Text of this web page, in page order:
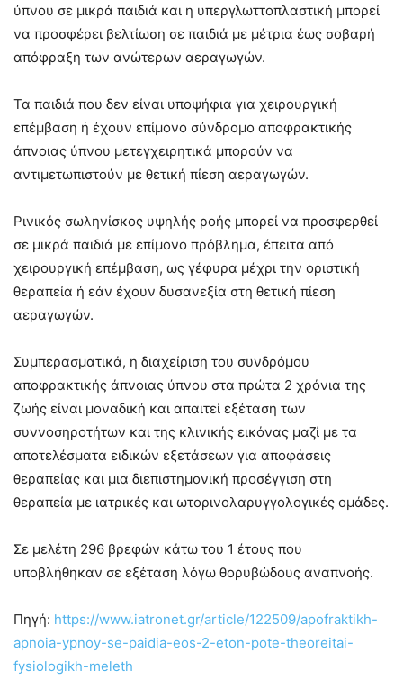
ύπνου σε μικρά παιδιά και η υπεργλωττοπλαστική μπορεί
να προσφέρει βελτίωση σε παιδιά με μέτρια έως σοβαρή
απόφραξη των ανώτερων αεραγωγών.
Τα παιδιά που δεν είναι υποψήφια για χειρουργική
επέμβαση ή έχουν επίμονο σύνδρομο αποφρακτικής
άπνοιας ύπνου μετεγχειρητικά μπορούν να
αντιμετωπιστούν με θετική πίεση αεραγωγών.
Ρινικός σωληνίσκος υψηλής ροής μπορεί να προσφερθεί
σε μικρά παιδιά με επίμονο πρόβλημα, έπειτα από
χειρουργική επέμβαση, ως γέφυρα μέχρι την οριστική
θεραπεία ή εάν έχουν δυσανεξία στη θετική πίεση
αεραγωγών.
Συμπερασματικά, η διαχείριση του συνδρόμου
αποφρακτικής άπνοιας ύπνου στα πρώτα 2 χρόνια της
ζωής είναι μοναδική και απαιτεί εξέταση των
συννοσηροτήτων και της κλινικής εικόνας μαζί με τα
αποτελέσματα ειδικών εξετάσεων για αποφάσεις
θεραπείας και μια διεπιστημονική προσέγγιση στη
θεραπεία με ιατρικές και ωτορινολαρυγγολογικές ομάδες.
Σε μελέτη 296 βρεφών κάτω του 1 έτους που
υποβλήθηκαν σε εξέταση λόγω θορυβώδους αναπνοής.
Πηγή: https://www.iatronet.gr/article/122509/apofraktikh-
apnoia-ypnoy-se-paidia-eos-2-eton-pote-theoreitai-
fysiologikh-meleth